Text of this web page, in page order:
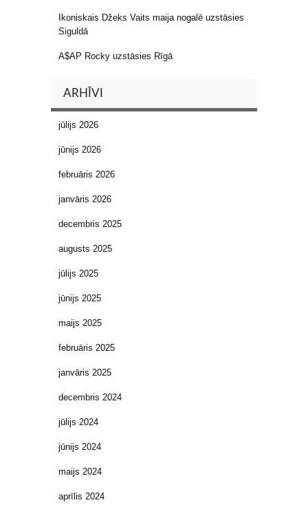
Ikoniskais Džeks Vaits maija nogalē uzstāsies
Siguldā
A$AP Rocky uzstāsies Rīgā
ARHĪVI
jūlijs 2026
jūnijs 2026
februāris 2026
janvāris 2026
decembris 2025
augusts 2025
jūlijs 2025
jūnijs 2025
maijs 2025
februāris 2025
janvāris 2025
decembris 2024
jūlijs 2024
jūnijs 2024
maijs 2024
aprīlis 2024